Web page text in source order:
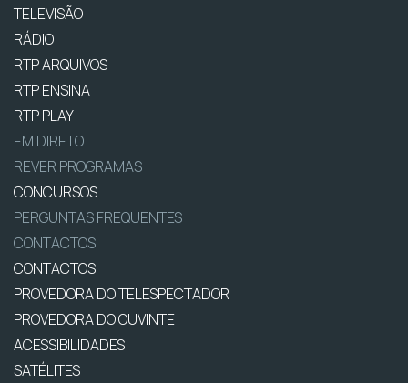
TELEVISÃO
RÁDIO
RTP ARQUIVOS
RTP ENSINA
RTP PLAY
EM DIRETO
REVER PROGRAMAS
CONCURSOS
PERGUNTAS FREQUENTES
CONTACTOS
CONTACTOS
PROVEDORA DO TELESPECTADOR
PROVEDORA DO OUVINTE
ACESSIBILIDADES
SATÉLITES